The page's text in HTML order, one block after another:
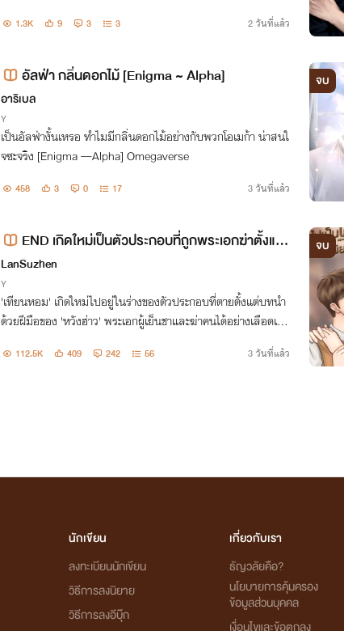
1.3K 9 3 3 2 วันที่แล้ว
อัลฟ่า กลิ่นดอกไม้ [Enigma ~ Alpha]
อาริเบล
Y
เป็นอัลฟ่างั้นเหรอ ทำไมมีกลิ่นดอกไม้อย่างกับพวกโอเมก้า น่าสนใ
จซะจริง [Enigma —Alpha] Omegaverse
458 3 0 17 3 วันที่แล้ว
จบ
END เกิดใหม่เป็นตัวประกอบที่ถูกพระเอกฆ่าตั้งแต่
บทนำ (𝑶𝒎𝒆𝒈𝒂𝒗𝒆𝒓𝒔𝒆)
LanSuzhen
Y
'เทียนหอม' เกิดใหม่ไปอยู่ในร่างของตัวประกอบที่ตายตั้งแต่บทนำ
ด้วยฝีมือของ 'หวังฮ่าว' พระเอกผู้เย็นชาและฆ่าคนได้อย่างเลือดเย็
112.5K 409 242 56 3 วันที่แล้ว
จบ
นักเขียน
ลงทะเบียนนักเขียน
วิธีการลงนิยาย
วิธีการลงอีบุ๊ก
เกี่ยวกับเรา
ธัญวลัยคือ?
นโยบายการคุ้มครอง
ข้อมูลส่วนบุคคล